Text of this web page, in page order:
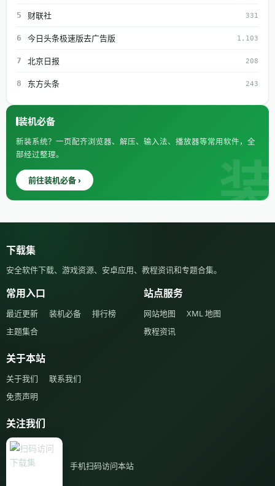
5 财联社 331
6 今日头条极速版去广告版 1,103
7 北京日报 208
8 东方头条 243
装机必备
新装系统？一页配齐浏览器、解压、输入法、播放器等常用软件，全
部经过整理。
前往装机必备 ›
下载集
安全软件下载、游戏资源、安卓应用、教程资讯和专题合集。
常用入口
最近更新 装机必备
排行榜
主题集合
站点服务
网站地图
XML 地图
教程资讯
关于本站
关于我们
联系我们
免责声明
关注我们
手机扫码访问本站